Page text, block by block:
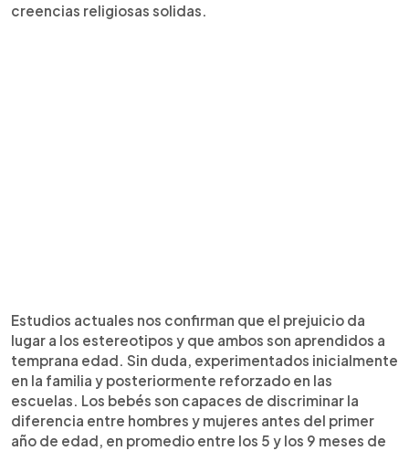
creencias religiosas solidas.
Estudios actuales nos confirman que el prejuicio da
lugar a los estereotipos y que ambos son aprendidos a
temprana edad. Sin duda, experimentados inicialmente
en la familia y posteriormente reforzado en las
escuelas. Los bebés son capaces de discriminar la
diferencia entre hombres y mujeres antes del primer
año de edad, en promedio entre los 5 y los 9 meses de